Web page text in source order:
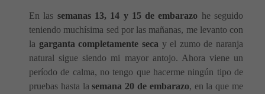
En las semanas 13, 14 y 15 de embarazo he seguido
teniendo muchísima sed por las mañanas, me levanto con
la garganta completamente seca y el zumo de naranja
natural sigue siendo mi mayor antojo. Ahora viene un
período de calma, no tengo que hacerme ningún tipo de
pruebas hasta lasemana 20 de embarazo, en la que me